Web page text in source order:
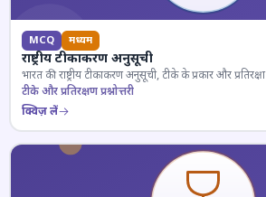
MCQ मध्यम
राष्ट्रीय टीकाकरण अनुसूची
भारत की राष्ट्रीय टीकाकरण अनुसूची, टीके के प्रकार और
टीके और प्रतिरक्षण प्रश्नोत्तरी
क्विज़ लें